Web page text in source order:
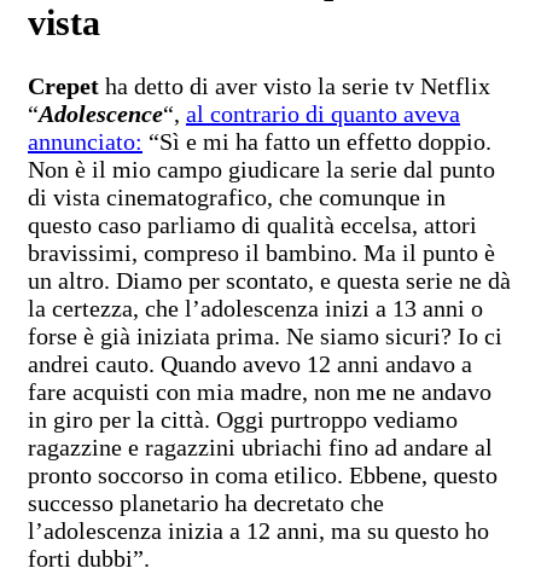
vista
Crepet ha detto di aver visto la serie tv Netflix
“Adolescence“, al contrario di quanto aveva
annunciato: “Sì e mi ha fatto un effetto doppio.
Non è il mio campo giudicare la serie dal punto
di vista cinematografico, che comunque in
questo caso parliamo di qualità eccelsa, attori
bravissimi, compreso il bambino. Ma il punto è
un altro. Diamo per scontato, e questa serie ne dà
la certezza, che l’adolescenza inizi a 13 anni o
forse è già iniziata prima. Ne siamo sicuri? Io ci
andrei cauto. Quando avevo 12 anni andavo a
fare acquisti con mia madre, non me ne andavo
in giro per la città. Oggi purtroppo vediamo
ragazzine e ragazzini ubriachi fino ad andare al
pronto soccorso in coma etilico. Ebbene, questo
successo planetario ha decretato che
l’adolescenza inizia a 12 anni, ma su questo ho
forti dubbi”.